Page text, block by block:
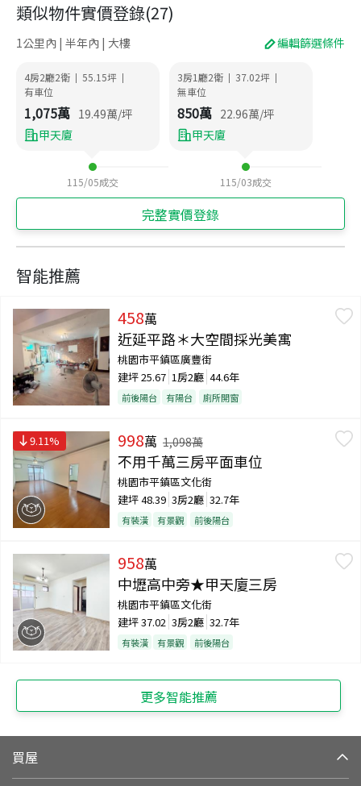
類似物件實價登錄(27)
1公里內 | 半年內 | 大樓 編輯篩選條件
4房2廳2衛 | 55.15坪 |
有車位
1,075萬 19.49萬/坪
甲天廈
115/05成交
3房1廳2衛 | 37.02坪 |
無車位
850萬 22.96萬/坪
甲天廈
115/03成交
完整實價登錄
智能推薦
458萬
近延平路＊大空間採光美寓
桃園市平鎮區廣豐街
建坪25.67 1房2廳 44.6年
前後陽台 有陽台 廁所開窗
9.11% 998萬 1,098萬
不用千萬三房平面車位
桃園市平鎮區文化街
建坪48.39 3房2廳 32.7年
有裝潢 有景觀 前後陽台
958萬
中壢高中旁★甲天廈三房
桃園市平鎮區文化街
建坪37.02 3房2廳 32.7年
有裝潢 有景觀 前後陽台
更多智能推薦
買屋